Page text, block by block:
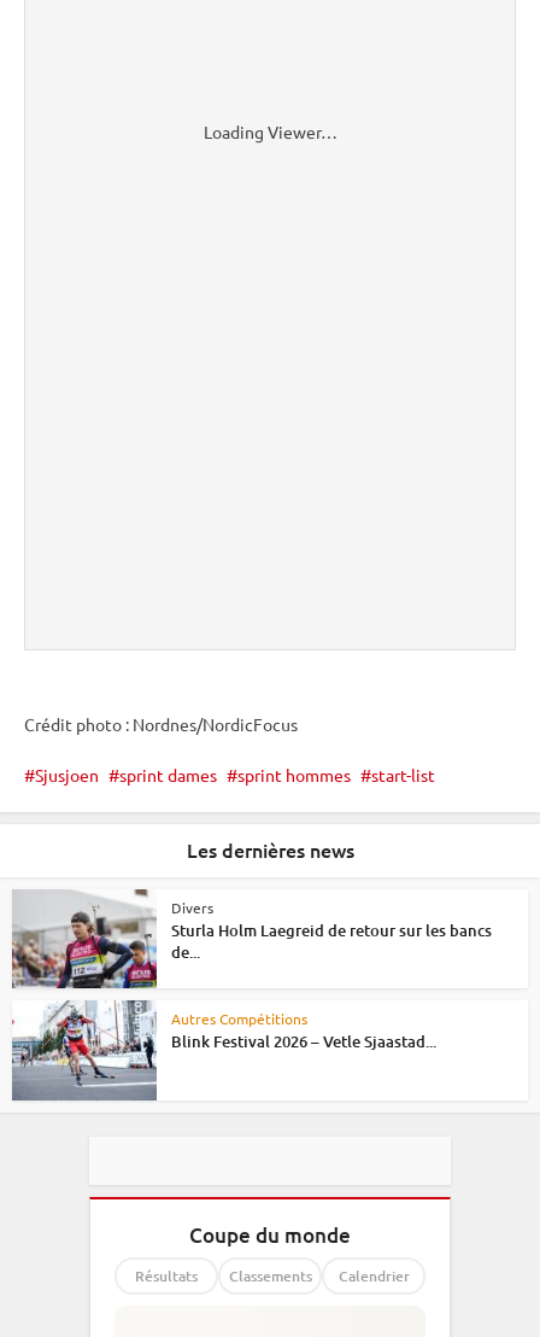
Loading Viewer…
Crédit photo : Nordnes/NordicFocus
Sjusjoen sprint dames sprint hommes start-list
Les dernières news
Divers
Sturla Holm Laegreid de retour sur les bancs
de...
Autres Compétitions
Blink Festival 2026 – Vetle Sjaastad...
Coupe du monde
Résultats Classements Calendrier